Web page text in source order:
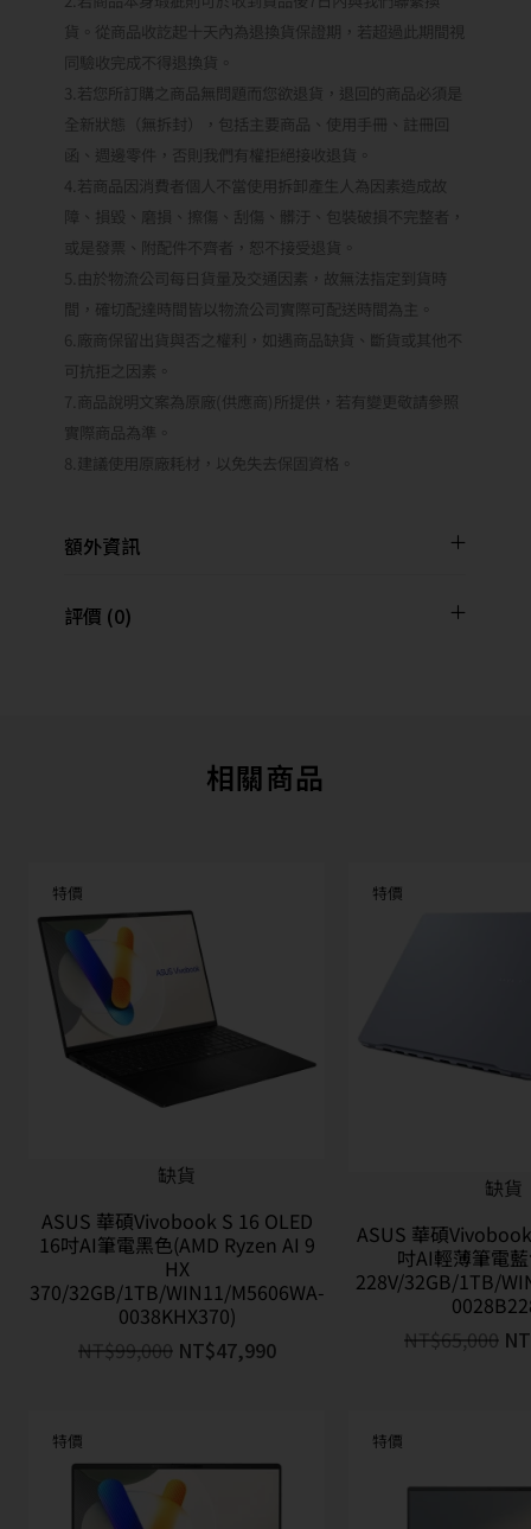
貨。從商品收訖起十天內為退換貨保證期，若超過此期間視
同驗收完成不得退換貨。
3.若您所訂購之商品無問題而您欲退貨，退回的商品必須是
全新狀態（無拆封），包括主要商品、使用手冊、註冊回
函、週邊零件，否則我們有權拒絕接收退貨。
4.若商品因消費者個人不當使用拆卸產生人為因素造成故
障、損毀、磨損、擦傷、刮傷、髒汙、包裝破損不完整者，
或是發票、附配件不齊者，恕不接受退貨。
5.由於物流公司每日貨量及交通因素，故無法指定到貨時
間，確切配達時間皆以物流公司實際可配送時間為主。
6.廠商保留出貨與否之權利，如遇商品缺貨、斷貨或其他不
可抗拒之因素。
7.商品說明文案為原廠(供應商)所提供，若有變更敬請參照
實際商品為準。
8.建議使用原廠耗材，以免失去保固資格。
額外資訊
評價 (0)
相關商品
特價
缺貨
ASUS 華碩Vivobook S 16 OLED
16吋AI筆電黑色(AMD Ryzen AI 9
HX
370/32GB/1TB/WIN11/M5606WA-
0038KHX370)
NT$99,000 NT$47,990
特價
缺貨
ASUS 華碩
吋AI輕薄筆電
228V/32GB/1TB/
NT$65,000
特價 特價